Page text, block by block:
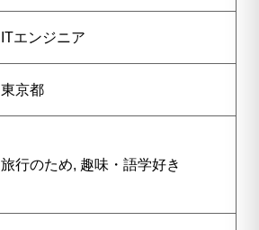
ITエンジニア
東京都
旅行のため, 趣味・語学好き